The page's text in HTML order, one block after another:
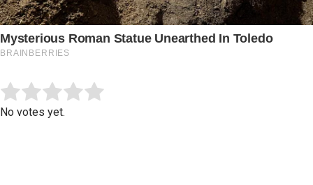
Rate this item:
No votes yet.